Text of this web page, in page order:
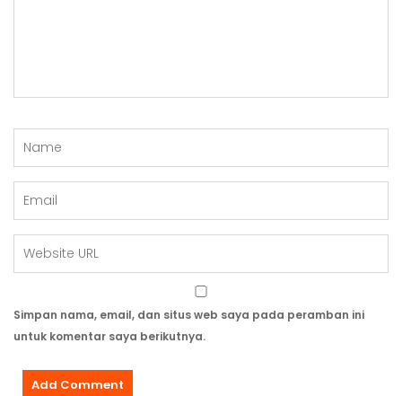
Simpan nama, email, dan situs web saya pada peramban ini
untuk komentar saya berikutnya.